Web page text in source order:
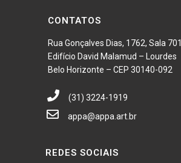
CONTATOS
Rua Gonçalves Dias, 1762, Sala 701
Edifício David Malamud – Lourdes
Belo Horizonte – CEP 30140-092
(31) 3224-1919
appa@appa.art.br
REDES SOCIAIS